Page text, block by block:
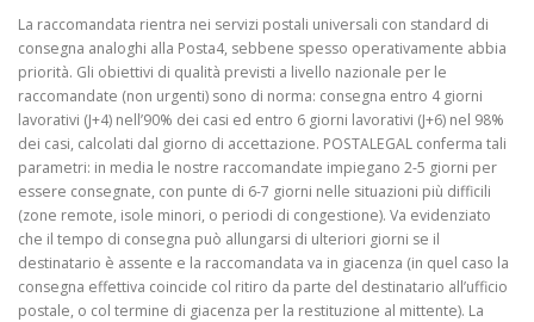
La raccomandata rientra nei servizi postali universali con standard di
consegna analoghi alla Posta4, sebbene spesso operativamente abbia
priorità. Gli obiettivi di qualità previsti a livello nazionale per le
raccomandate (non urgenti) sono di norma: consegna entro 4 giorni
lavorativi (J+4) nell’90% dei casi ed entro 6 giorni lavorativi (J+6) nel 98%
dei casi, calcolati dal giorno di accettazione. POSTALEGAL conferma tali
parametri: in media le nostre raccomandate impiegano 2-5 giorni per
essere consegnate, con punte di 6-7 giorni nelle situazioni più difficili
(zone remote, isole minori, o periodi di congestione). Va evidenziato
che il tempo di consegna può allungarsi di ulteriori giorni se il
destinatario è assente e la raccomandata va in giacenza (in quel caso la
consegna effettiva coincide col ritiro da parte del destinatario all’ufficio
postale, o col termine di giacenza per la restituzione al mittente). La